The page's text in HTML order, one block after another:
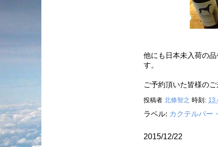
他にも日本未入荷の
す。
ご予約頂いた皆様の
投稿者 北條智之 時刻:
ラベル: カクテルバー
2015/12/22